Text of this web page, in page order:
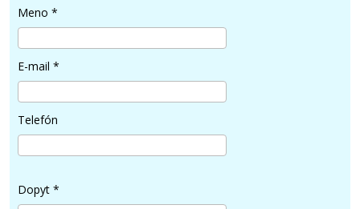
Kompatibilná náplň s EPSON T9444 (Žltá)
Kompatibilná náplň
Meno *
E-mail *
Telefón
Dopyt *